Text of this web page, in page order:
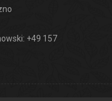
+49 157